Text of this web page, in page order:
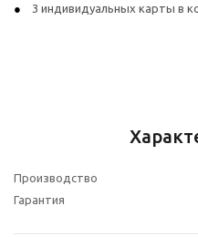
3 индивидуальных карты в
Производство
Гарантия